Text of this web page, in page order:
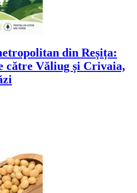
din Reșița:
către Văliug și Crivaia,